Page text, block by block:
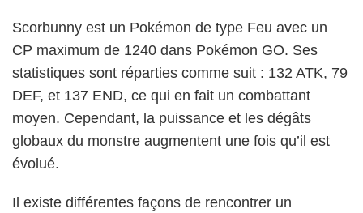
Scorbunny est un Pokémon de type Feu avec un
CP maximum de 1240 dans Pokémon GO. Ses
statistiques sont réparties comme suit : 132 ATK, 79
DEF, et 137 END, ce qui en fait un combattant
moyen. Cependant, la puissance et les dégâts
globaux du monstre augmentent une fois qu’il est
évolué.
Il existe différentes façons de rencontrer un